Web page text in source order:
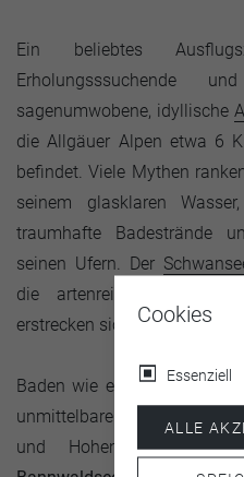
Ein beliebtes
Erholungsssuchende
sagenumwobene, idyllische
die Allgäuer Alpen etwa 6
befindet. Viele Mythen
seinem glasklaren
traumhafte Badestrände
seinen Ufern. Der
die artenreichen
erstrecken sich rund um ihn
Baden wie einst König
unmittelbarer Nähe zu den
und
Cookies
Essenziell
ALLE